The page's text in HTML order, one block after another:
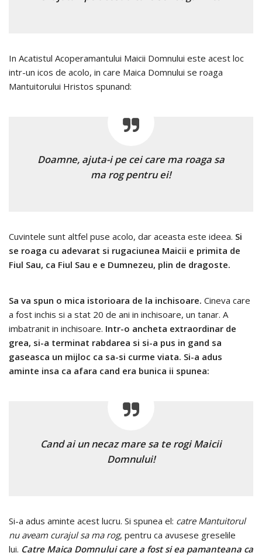
In Acatistul Acoperamantului Maicii Domnului este acest loc
intr-un icos de acolo, in care Maica Domnului se roaga
Mantuitorului Hristos spunand:
Doamne, ajuta-i pe cei care ma roaga sa
ma rog pentru ei!
Cuvintele sunt altfel puse acolo, dar aceasta este ideea. Si
se roaga cu adevarat si rugaciunea Maicii e primita de
Fiul Sau, ca Fiul Sau e e Dumnezeu, plin de dragoste.
Sa va spun o mica istorioara de la inchisoare. Cineva care
a fost inchis si a stat 20 de ani in inchisoare, un tanar. A
imbatranit in inchisoare. Intr-o ancheta extraordinar de
grea, si-a terminat rabdarea si si-a pus in gand sa
gaseasca un mijloc ca sa-si curme viata. Si-a adus
aminte insa ca afara cand era bunica ii spunea:
Cand ai un necaz mare sa te rogi Maicii
Domnului!
Si-a adus aminte acest lucru. Si spunea el: catre Mantuitorul
nu aveam curajul sa ma rog, pentru ca avusese greselile
lui. Catre Maica Domnului care a fost si ea pamanteana ca